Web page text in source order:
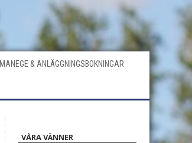
MANEGE & ANLÄGGNINGSBOKNINGAR
VÅRA VÄNNER